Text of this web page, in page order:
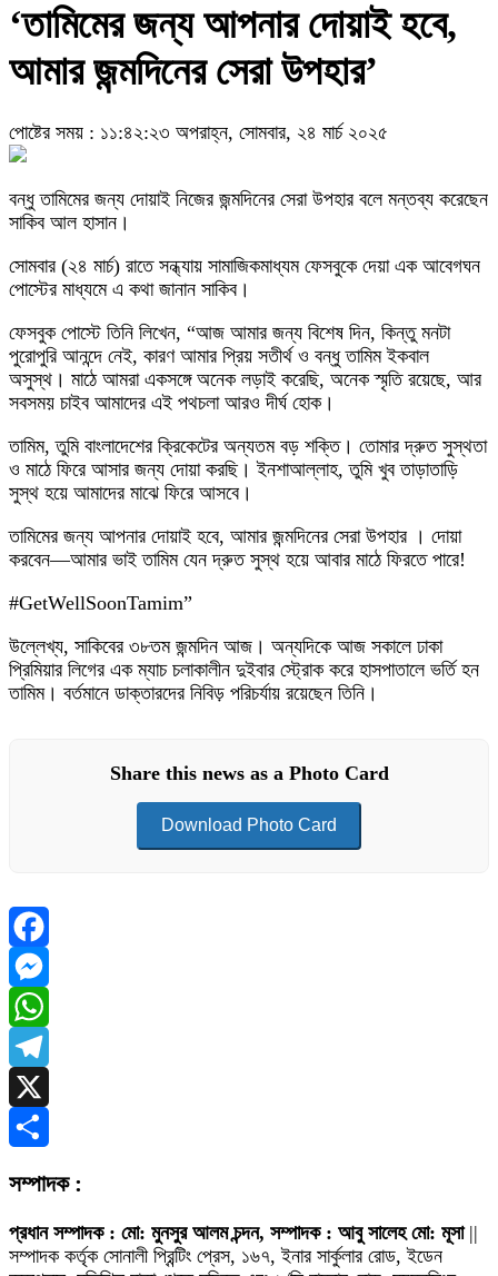
‘তামিমের জন্য আপনার দোয়াই হবে,
আমার জন্মদিনের সেরা উপহার’
পোষ্টের সময় : ১১:৪২:২৩ অপরাহ্ন, সোমবার, ২৪ মার্চ ২০২৫
বন্ধু তামিমের জন্য দোয়াই নিজের জন্মদিনের সেরা উপহার বলে মন্তব্য করেছেন
সাকিব আল হাসান।
সোমবার (২৪ মার্চ) রাতে সন্ধ্যায় সামাজিকমাধ্যম ফেসবুকে দেয়া এক আবেগঘন
পোস্টের মাধ্যমে এ কথা জানান সাকিব।
ফেসবুক পোস্টে তিনি লিখেন, “আজ আমার জন্য বিশেষ দিন, কিন্তু মনটা
পুরোপুরি আনন্দে নেই, কারণ আমার প্রিয় সতীর্থ ও বন্ধু তামিম ইকবাল
অসুস্থ। মাঠে আমরা একসঙ্গে অনেক লড়াই করেছি, অনেক স্মৃতি রয়েছে, আর
সবসময় চাইব আমাদের এই পথচলা আরও দীর্ঘ হোক।
তামিম, তুমি বাংলাদেশের ক্রিকেটের অন্যতম বড় শক্তি। তোমার দ্রুত সুস্থতা
ও মাঠে ফিরে আসার জন্য দোয়া করছি। ইনশাআল্লাহ, তুমি খুব তাড়াতাড়ি
সুস্থ হয়ে আমাদের মাঝে ফিরে আসবে।
তামিমের জন্য আপনার দোয়াই হবে, আমার জন্মদিনের সেরা উপহার । দোয়া
করবেন—আমার ভাই তামিম যেন দ্রুত সুস্থ হয়ে আবার মাঠে ফিরতে পারে!
#GetWellSoonTamim”
উল্লেখ্য, সাকিবের ৩৮তম জন্মদিন আজ। অন্যদিকে আজ সকালে ঢাকা
প্রিমিয়ার লিগের এক ম্যাচ চলাকালীন দুইবার স্ট্রোক করে হাসপাতালে ভর্তি হন
তামিম। বর্তমানে ডাক্তারদের নিবিড় পরিচর্যায় রয়েছেন তিনি।
Share this news as a Photo Card
Download Photo Card
Facebook
Messenger
WhatsApp
Telegram
X
সম্পাদক :
প্রধান সম্পাদক : মো: মুনসুর আলম চন্দন, সম্পাদক : আবু সালেহ মো: মূসা||
সম্পাদক কর্তৃক সোনালী প্রিন্টিং প্রেস, ১৬৭, ইনার সার্কুলার রোড, ইডেন